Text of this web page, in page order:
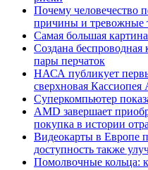
Почему человечество
причины и тревожные
Самая большая
Создана беспроводная
пары перчаток
НАСА публикует
сверхновая Кассиопея
Суперкомпьютер
AMD завершает
покупка в истории
Видеокарты в Европе
доступность также
Помолвочные кольца: